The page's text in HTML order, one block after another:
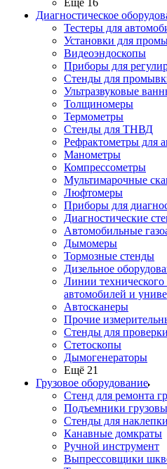
Ещё 16
Диагностическое
Тестеры для
Установки для
Видеоэндоскопы
Приборы для
Стенды для
Ультразвуковые
Толщиномеры
Термометры
Стенды для ТНВД
Рефрактометры для
Манометры
Компрессометры
Мультимарочные
Люфтомеры
Приборы для
Диагностические
Автомобильные
Дымомеры
Тормозные стенды
Дизельное
Линии технического
автомобилей и
Автосканеры
Прочие
Стенды для
Стетоскопы
Дымогенераторы
Ещё 21
Грузовое оборудование
Стенд для ремонта
Подъемники
Стенды для
Канавные домкраты
Ручной инструмент
Выпрессовщики